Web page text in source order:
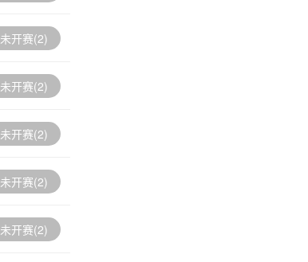
未开赛(2)
未开赛(2)
未开赛(2)
未开赛(2)
未开赛(2)